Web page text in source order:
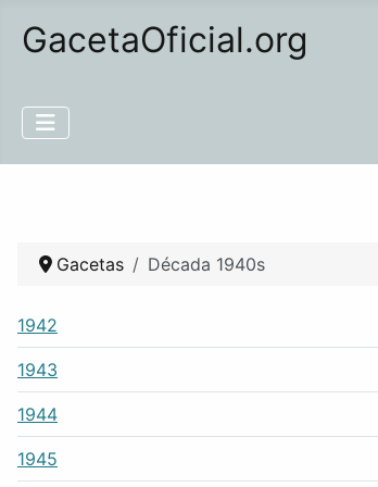
GacetaOficial.org
Gacetas Década 1940s
1942
1943
1944
1945